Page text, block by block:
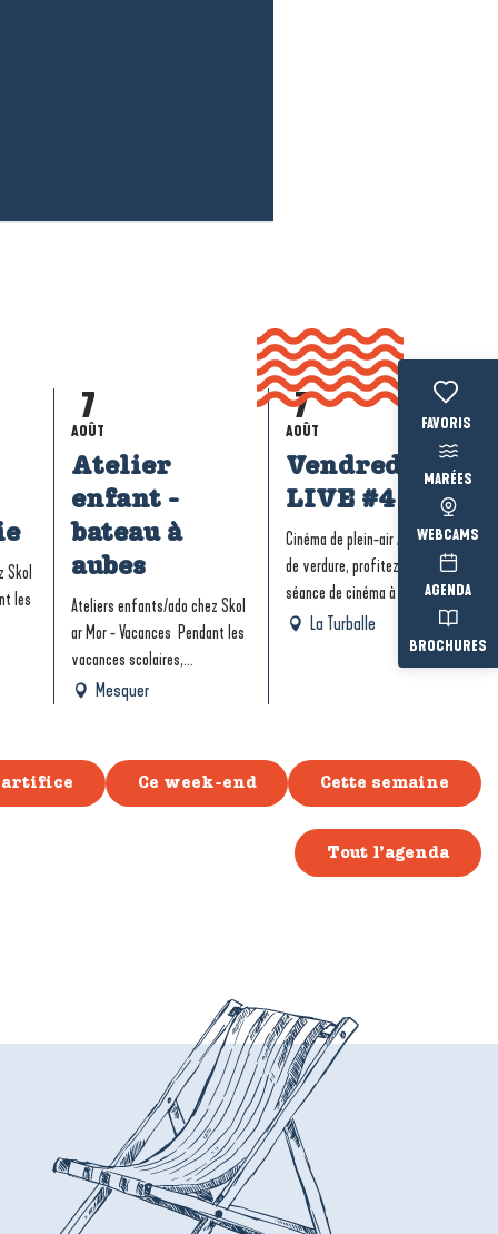
Voir les
MARÉES
WEBCAMS
AGENDA
BROCHURES
Echoes of
Erin
Feux d’artifice
à La Baule-
les
7
AOÛT
Atelier
enfant -
bateau à
aubes
Ateliers enfants/ado chez Skol
ar Mor - Vacances Pendant les
vacances scolaires,...
Mesquer
7
AOÛT
Vendredi
LIVE #4
Cinéma de plein-air Au théâtre
de verdure, profitez d'une
séance de cinéma à ciel...
La Turballe
Ce week-end Cette semaine
Tout l’agenda